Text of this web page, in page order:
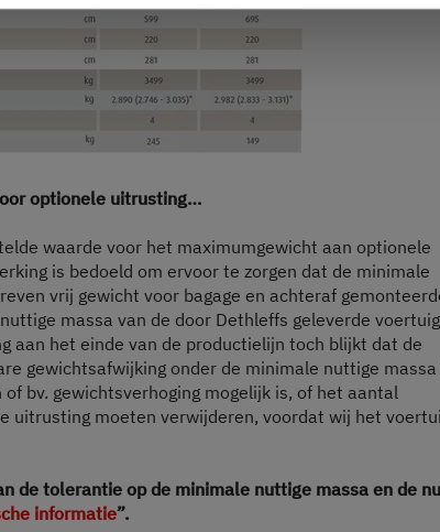
2 - 5 personen
toelaatbare maximummassa
Kies model
optionele uitrusting…
waarde voor het maximumgewicht aan optionele
is bedoeld om ervoor te zorgen dat de minimale
vrij gewicht voor bagage en achteraf
massa van de door Dethleffs geleverde
aan het einde van de productielijn toch blijkt dat de
gewichtsafwijking onder de minimale nuttige massa
bv. gewichtsverhoging mogelijk is, of het aantal
uitrusting moeten verwijderen, voordat wij het
de tolerantie op de minimale nuttige massa en de
informatie”.